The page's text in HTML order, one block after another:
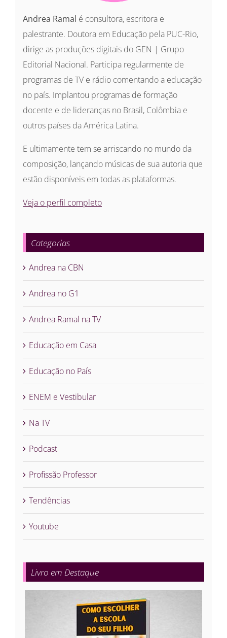
Andrea Ramal é consultora, escritora e
palestrante. Doutora em Educação pela PUC-Rio,
dirige as produções digitais do GEN | Grupo
Editorial Nacional. Participa regularmente de
programas de TV e rádio comentando a educação
no país. Implantou programas de formação
docente e de lideranças no Brasil, Colômbia e
outros países da América Latina.
E ultimamente tem se arriscando no mundo da
composição, lançando músicas de sua autoria que
estão disponíveis em todas as plataformas.
Veja o perfil completo
Categorias
Andrea na CBN
Andrea no G1
Andrea Ramal na TV
Educação em Casa
Educação no País
ENEM e Vestibular
Na TV
Podcast
Profissão Professor
Tendências
Youtube
Livro em Destaque